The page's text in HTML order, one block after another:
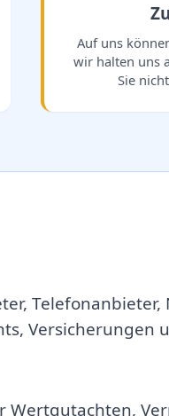
Auf uns
wir halten uns
Sie
Telefonanbieter,
Versicherungen